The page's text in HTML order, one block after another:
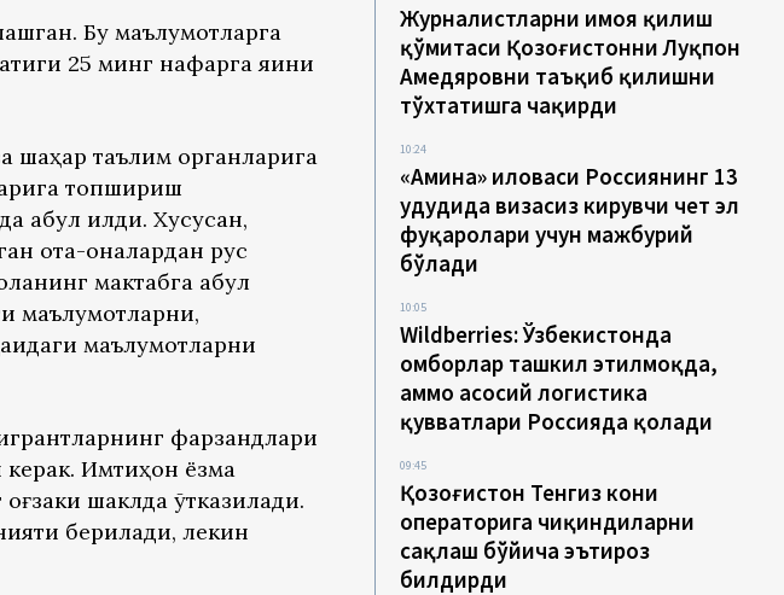
Бу маълумотларга
25 минг нафарга яқини
шаҳар таълим органларига
топшириш
қилди. Хусусан,
ота-оналардан рус
мактабга қабул
маълумотларни,
маълумотларни
фарзандлари
Имтиҳон ёзма
шаклда ўтказилади.
берилади, лекин
Журналистларни ҳимоя қилиш
қўмитаси Қозоғистонни Луқпон
Аҳмедяровни таъқиб қилишни
тўхтатишга чақирди
10:24
«Амина» иловаси Россиянинг 13
ҳудудида визасиз кирувчи чет эл
фуқаролари учун мажбурий
бўлади
10:05
Wildberries: Ўзбекистонда
омборлар ташкил этилмоқда,
аммо асосий логистика
қувватлари Россияда қолади
09:45
Қозоғистон Тенгиз кони
операторига чиқиндиларни
сақлаш бўйича эътироз
билдирди